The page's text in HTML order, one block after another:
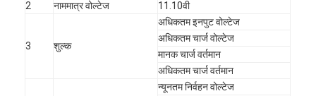
2
नाममात्र वोल्टेज 11.10वी
3 शुल्क
अधिकतम इनपुट वोल्टेज
अधिकतम चार्ज वोल्टेज
मानक चार्ज वर्तमान
अधिकतम चार्ज वर्तमान
न्यूनतम निर्वहन वोल्टेज